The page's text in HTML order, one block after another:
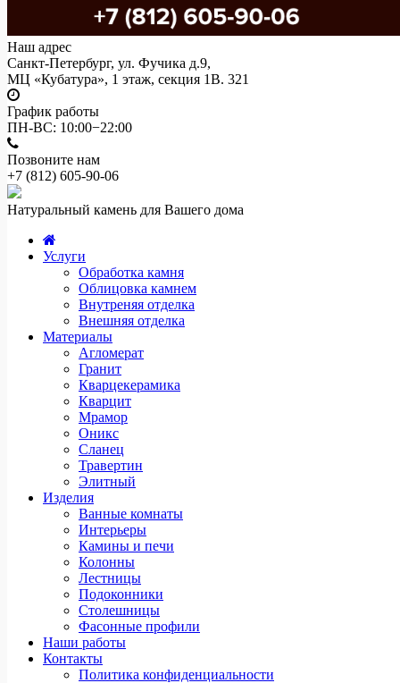
Наш адрес
Санкт-Петербург, ул. Фучика д.9,
МЦ «Кубатура», 1 этаж, секция 1В. 321
График работы
ПН-ВС: 10:00−22:00
Позвоните нам
+7 (812) 605-90-06
Натуральный камень для Вашего дома
Услуги
Обработка камня
Облицовка камнем
Внутреняя отделка
Внешняя отделка
Материалы
Агломерат
Гранит
Кварцекерамика
Кварцит
Мрамор
Оникс
Сланец
Травертин
Элитный
Изделия
Ванные комнаты
Интерьеры
Камины и печи
Колонны
Лестницы
Подоконники
Столешницы
Фасонные профили
Наши работы
Контакты
Политика конфиденциальности